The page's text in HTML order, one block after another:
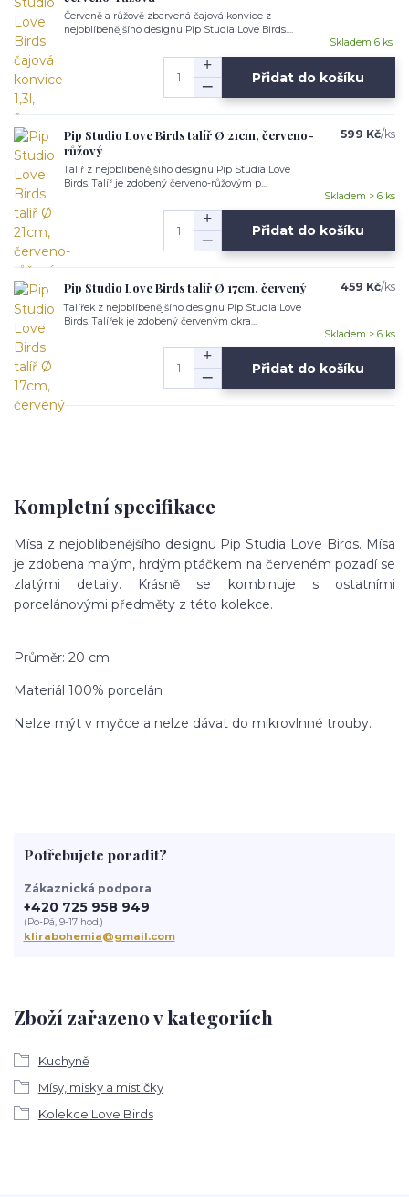
Červeně a růžově zbarvená čajová konvice z
nejoblíbenějšího designu Pip Studia Love Birds....
Skladem 6 ks
Přidat do košíku
Pip Studio Love Birds talíř Ø 21cm, červeno-
růžový
Talíř z nejoblíbenějšího designu Pip Studia Love
Birds. Talíř je zdobený červeno-růžovým p...
599 Kč/ks
Skladem > 6 ks
Přidat do košíku
Pip Studio Love Birds talíř Ø 17cm, červený
Talířek z nejoblíbenějšího designu Pip Studia Love
Birds. Talířek je zdobený červeným okra...
459 Kč/ks
Skladem > 6 ks
Přidat do košíku
Kompletní specifikace
Mísa z nejoblíbenějšího designu Pip Studia Love Birds. Mísa
je zdobena malým, hrdým ptáčkem na červeném pozadí se
zlatými detaily. Krásně se kombinuje s ostatními
porcelánovými předměty z této kolekce.
Průměr: 20 cm
Materiál 100% porcelán
Nelze mýt v myčce a nelze dávat do mikrovlnné trouby.
Zboží zařazeno v kategoriích
Kuchyně
Mísy, misky a mističky
Kolekce Love Birds
Potřebujete poradit?
Zákaznická podpora
+420 725 958 949
(Po-Pá, 9-17 hod.)
klirabohemia@gmail.com